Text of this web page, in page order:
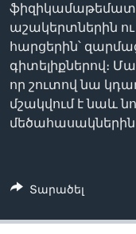
աշակերտներին
հարցերին՝
գիտելիքներով։
որ շուտով նա
մշակվում է նաև
մեծահասակներին
Տարածել